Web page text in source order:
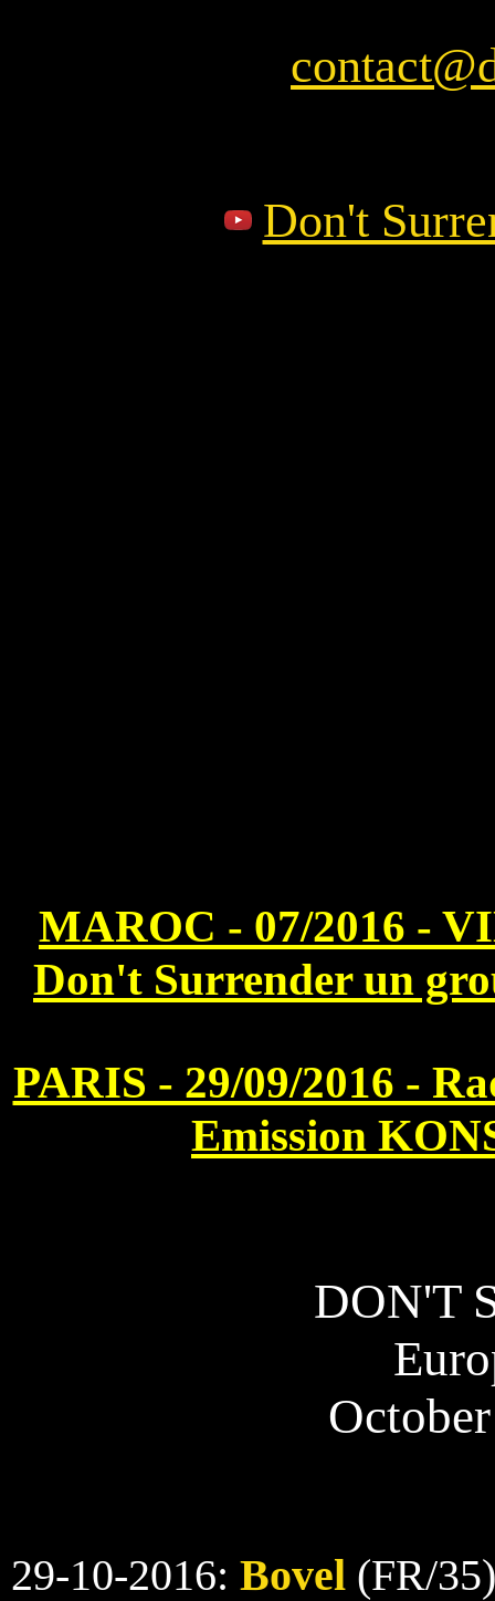
Don't
MAROC - 07/2016 -
Don't Surrender un
PARIS - 29/09/2016 -
Emission
DON'T
29-10-2016: Bovel (FR/